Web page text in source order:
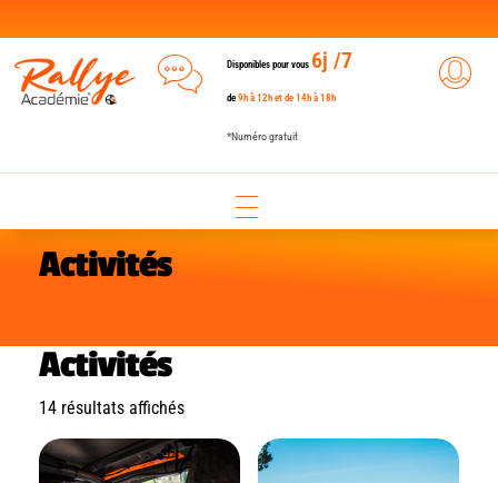
Disponibles pour vous 6j /7
de 9h à 12h et de 14h à 18h
*Numéro gratuit
Activités
Activités
14 résultats affichés